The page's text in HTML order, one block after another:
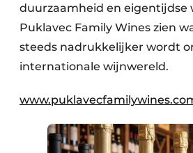
duurzaamheid en eigentijdse
Puklavec Family Wines zien
steeds nadrukkelijker wordt
internationale wijnwereld.